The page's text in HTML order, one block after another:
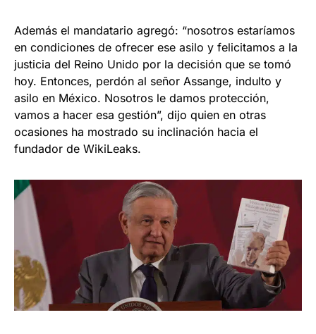
Además el mandatario agregó: “nosotros estaríamos
en condiciones de ofrecer ese asilo y felicitamos a la
justicia del Reino Unido por la decisión que se tomó
hoy. Entonces, perdón al señor Assange, indulto y
asilo en México. Nosotros le damos protección,
vamos a hacer esa gestión”, dijo quien en otras
ocasiones ha mostrado su inclinación hacia el
fundador de WikiLeaks.